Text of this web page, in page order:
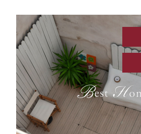
voir le bien